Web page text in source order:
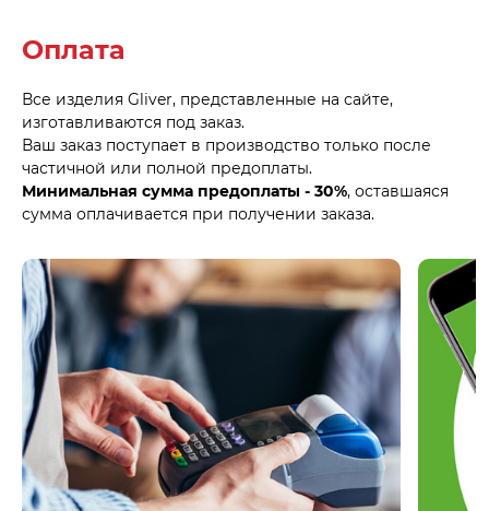
Оплата
Все изделия Gliver, представленные на сайте,
изготавливаются под заказ.
Ваш заказ поступает в производство только после
частичной или полной предоплаты.
Минимальная сумма предоплаты - 30%, оставшаяся
сумма оплачивается при получении заказа.